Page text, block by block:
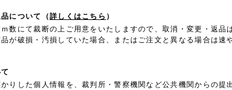
について（詳しくはこちら ）
数にて裁断の上ご用意をいたしますので、取消・変更・返品
が破損・汚損していた場合、またはご注文と異なる場合は速
りした個人情報を、裁判所・警察機関など公共機関からの提